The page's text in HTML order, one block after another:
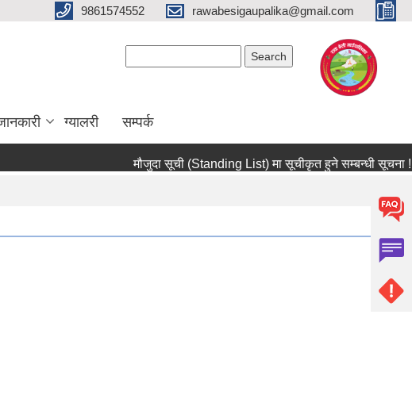
9861574552 rawabesigaupalika@gmail.com
ग्यालरी सम्पर्क
मौजुदा सूची (Standing List) मा सूचीकृत हुने सम्बन्धी सूचना !!!